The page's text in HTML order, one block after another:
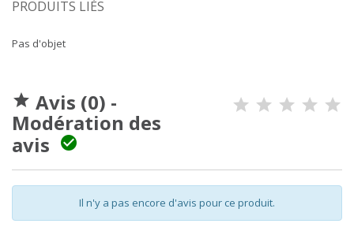
PRODUITS LIÉS
Pas d'objet
 Avis (0) -
Modération des
avis

Il n'y a pas encore d'avis pour ce produit.